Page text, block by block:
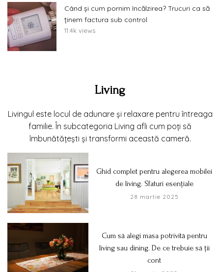
Când și cum pornim încălzirea? Trucuri ca să
ținem factura sub control
11.4k views
Living
Livingul este locul de adunare și relaxare pentru întreaga
familie. În subcategoria Living afli cum poți să
îmbunătățești și transformi această cameră.
Ghid complet pentru alegerea mobilei
de living. Sfaturi esențiale
28 martie 2025
Cum să alegi masa potrivită pentru
living sau dining. De ce trebuie să ții
cont